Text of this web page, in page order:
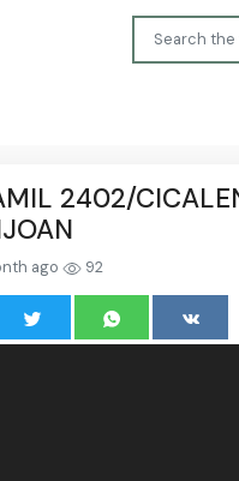
2402/
ago 92